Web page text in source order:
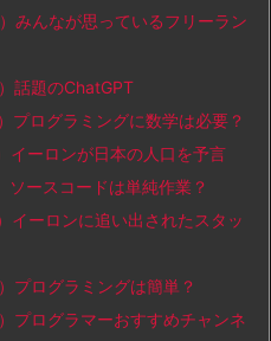
んなが思っているフリーラン
話題のChatGPT
ログラミングに数学は必要？
ーロンが日本の人口を予言
ースコードは単純作業？
ーロンに追い出されたスタッ
ログラミングは簡単？
ログラマーおすすめチャンネ